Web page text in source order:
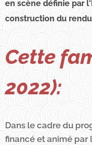
en scène définie par
construction du
Cette
2022):
Dans le cadre du
financé et animé par